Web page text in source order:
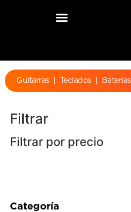
Guitarras Teclados Baterías
Filtrar
Filtrar por precio
Categoría